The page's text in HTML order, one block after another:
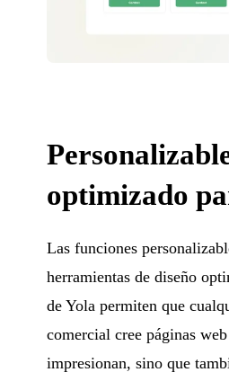
optimizado
Las funciones
herramientas de diseño
de Yola permiten que
comercial cree páginas
impresionan, sino que